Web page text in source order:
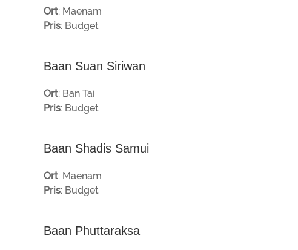
Ort: Maenam
Pris: Budget
Baan Suan Siriwan
Ort: Ban Tai
Pris: Budget
Baan Shadis Samui
Ort: Maenam
Pris: Budget
Baan Phuttaraksa